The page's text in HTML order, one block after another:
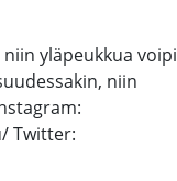
yläpeukkua voipi
niin
Twitter: